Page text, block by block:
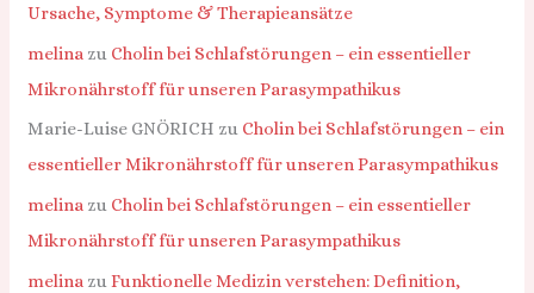
Ursache, Symptome & Therapieansätze
melina zu Cholin bei Schlafstörungen – ein essentieller
Mikronährstoff für unseren Parasympathikus
Marie-Luise GNÖRICH zu Cholin bei Schlafstörungen – ein
essentieller Mikronährstoff für unseren Parasympathikus
melina zu Cholin bei Schlafstörungen – ein essentieller
Mikronährstoff für unseren Parasympathikus
melina zuFunktionelle Medizin verstehen: Definition,